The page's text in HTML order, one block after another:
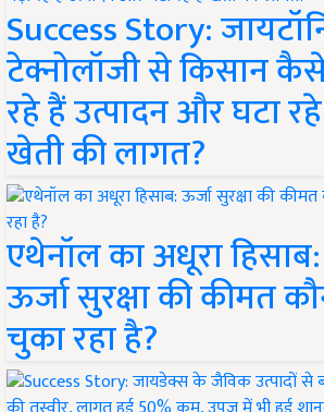
Success Story:
टेक्नोलॉजी से किसान
रहे हैं उत्पादन और घटा
खेती की लागत?
एथेनॉल का अधूरा हिसाब:
ऊर्जा सुरक्षा की कीमत
चुका रहा है?